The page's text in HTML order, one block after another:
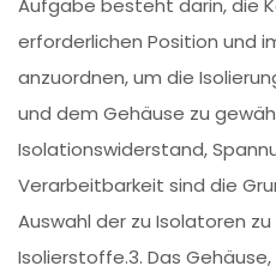
Aufgabe besteht darin, die
erforderlichen Position und
anzuordnen, um die
und dem Gehäuse zu
Isolationswiderstand,
Verarbeitbarkeit sind die
Auswahl der zu Isolatoren
Isolierstoffe.3. Das